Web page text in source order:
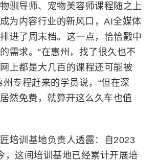
驯导师、宠物美容师课程随之上
为内容行业的新风口，AI全媒体
进了周末档。这一点，恰恰戳中
需求。“在惠州，找了很久也不
上都是大几百的课程还可能被
州专程赶来的学员说，“但在深
然免费，就算开这么久车也值
训基地负责人透露：自2023
，这间培训基地已经累计开展培